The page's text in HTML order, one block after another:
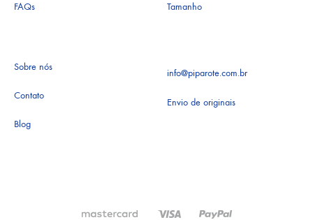
FAQs Tamanho
Sobre nós
Contato
Blog
info@piparote.com.br
Envio de originais